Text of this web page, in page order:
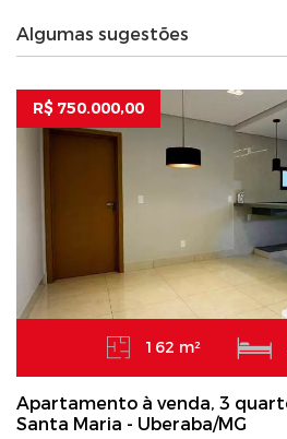
Algumas sugestões
R$ 750.000,00
162 m²
Apartamento à venda, 3
Santa Maria - Uberaba/MG